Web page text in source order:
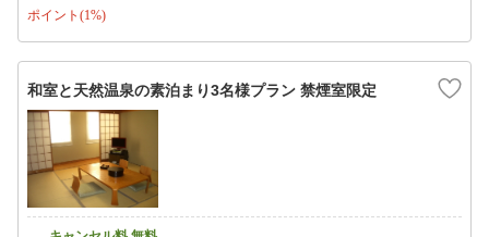
ポイント(1%)
和室と天然温泉の素泊まり3名様プラン 禁煙室限定